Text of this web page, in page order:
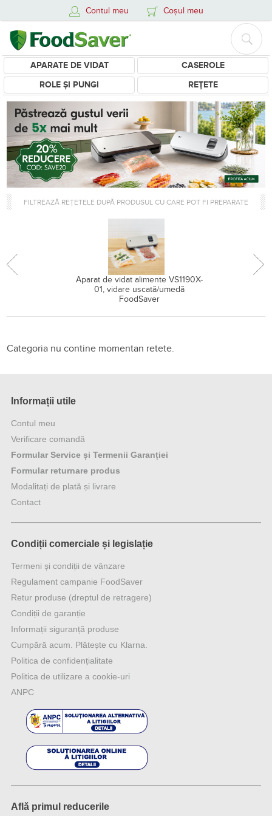
Contul meu Coșul meu
APARATE DE VIDAT
CASEROLE
ROLE ȘI PUNGI
REȚETE
FILTREAZĂ REȚETELE DUPĂ PRODUSUL CU CARE POT FI PREPARATE
Aparat de vidat alimente VS1190X-
01, vidare uscată/umedă
FoodSaver
Retete pentru Pachet
Categoria nu contine momentan retete.
Informații utile
Contul meu
Verificare comandă
Formular Service și Termenii Garanției
Formular returnare produs
Modalitați de plată și livrare
Contact
Condiții comerciale și legislație
Termeni și condiții de vânzare
Regulament campanie FoodSaver
Retur produse (dreptul de retragere)
Condiții de garanție
Informații siguranță produse
Cumpără acum. Plătește cu Klarna.
Politica de confidențialitate
Politica de utilizare a cookie-uri
ANPC
Află primul reducerile